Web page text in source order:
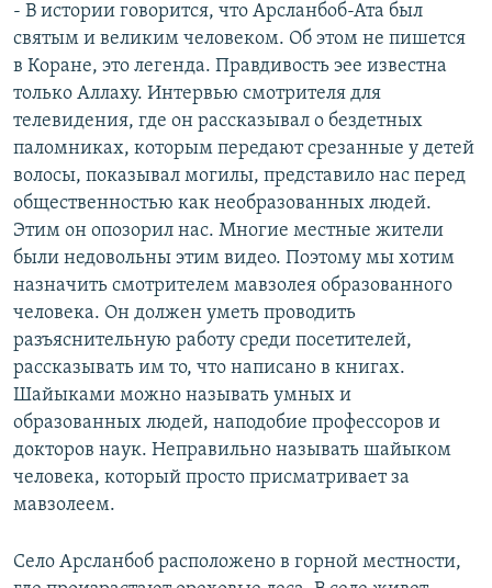
- В истории говорится, что Арсланбоб-Ата был
святым и великим человеком. Об этом не пишется
в Коране, это легенда. Правдивость эее известна
только Аллаху. Интервью смотрителя для
телевидения, где он рассказывал о бездетных
паломниках, которым передают срезанные у детей
волосы, показывал могилы, представило нас перед
общественностью как необразованных людей.
Этим он опозорил нас. Многие местные жители
были недовольны этим видео. Поэтому мы хотим
назначить смотрителем мавзолея образованного
человека. Он должен уметь проводить
разъяснительную работу среди посетителей,
рассказывать им то, что написано в книгах.
Шайыками можно называть умных и
образованных людей, наподобие профессоров и
докторов наук. Неправильно называть шайыком
человека, который просто присматривает за
мавзолеем.
Село Арсланбоб расположено в горной местности,